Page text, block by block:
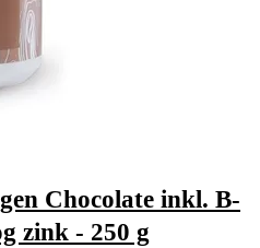
Chocolate inkl. B-
zink - 250 g